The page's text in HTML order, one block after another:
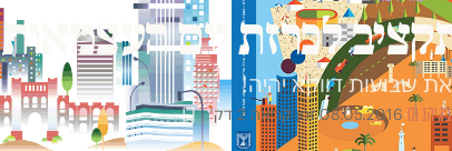
לכרזת יום העצמאות
שבועות דווקא יהיה!
·
08.05.2016
·זמן קריאה 2 דק׳